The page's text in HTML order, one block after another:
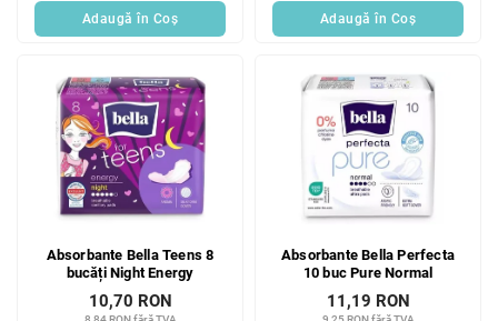
Adaugă în Coş Adaugă în Coş
Absorbante Bella Teens 8
bucăți Night Energy
10,70 RON
Absorbante Bella Perfecta
10 buc Pure Normal
11,19 RON